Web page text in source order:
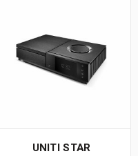
UNITI STAR